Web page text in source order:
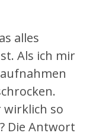
alles
Als ich mir
wirklich so
Die Antwort